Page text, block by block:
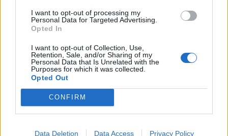
I want to opt-out of processing my
Personal Data for Targeted Advertising.
Opted In
I want to opt-out of Collection, Use,
Retention, Sale, and/or Sharing of my
Personal Data that Is Unrelated with the
Purposes for which it was collected.
Opted Out
CONFIRM
Data Deletion Data Access Privacy Policy
Αθηνά Οικονομάκου: Έκανε κατάδυση και μάζεψε
μαργαριτάρια από τον βυθό της Γαλλικής